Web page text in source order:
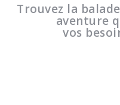
Trouvez la
aventure
vos